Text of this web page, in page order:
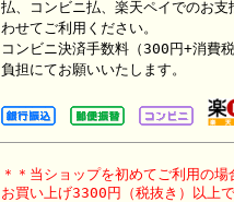
払、コンビニ払、楽天ペイでのお
わせてご利用ください。
コンビニ決済手数料（300円+消費
負担にてお願いいたします。
＊＊当ショップを初めてご利用の場
お買い上げ3300円（税抜き）以上